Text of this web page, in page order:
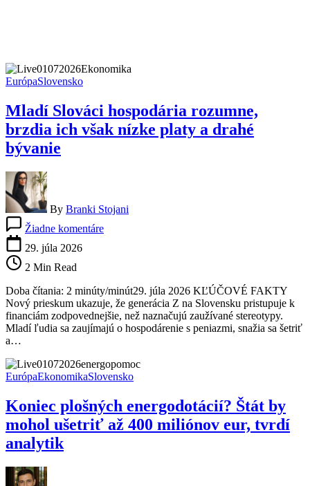
EurópaSlovensko
Mladí Slováci hospodária rozumne,
brzdia ich však nízke platy a drahé
bývanie
By Branki Stojani
Žiadne komentáreMladí
ich
však
nízke
platy
bývanie
29. júla 2026
2 Min Read
Doba čítania: 2 minúty/minút29. júla 2026 KĽÚČOVÉ FAKTY
Nový prieskum ukazuje, že generácia Z na Slovensku pristupuje k
financiám zodpovednejšie, než naznačujú zaužívané stereotypy.
Mladí ľudia sa zaujímajú o hospodárenie s peniazmi, snažia sa šetriť
a…
EurópaEkonomikaSlovensko
Koniec plošných energodotácií? Štát by
mohol ušetriť až 400 miliónov eur, tvrdí
analytik